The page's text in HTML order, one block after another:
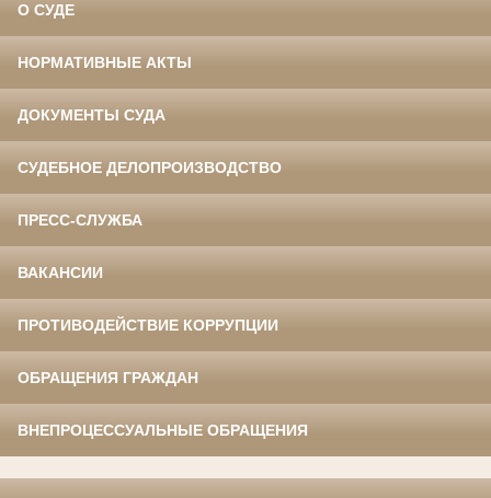
О СУДЕ
НОРМАТИВНЫЕ АКТЫ
ДОКУМЕНТЫ СУДА
СУДЕБНОЕ ДЕЛОПРОИЗВОДСТВО
ПРЕСС-СЛУЖБА
ВАКАНСИИ
ПРОТИВОДЕЙСТВИЕ КОРРУПЦИИ
ОБРАЩЕНИЯ ГРАЖДАН
ВНЕПРОЦЕССУАЛЬНЫЕ ОБРАЩЕНИЯ